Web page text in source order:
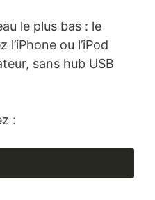
le plus bas : le
l’iPhone ou l’iPod
sans hub USB
: